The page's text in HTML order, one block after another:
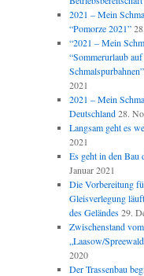
2021 – Mein
“Pomorze 2021”
“2021 – Mein
“Sommerurlaub
Schmalspurbahnen”
2021
2021 – Mein
Deutschland 28.
Langsam geht es
2021
Es geht in den Bau
Januar 2021
Die Vorbereitung
Gleisverlegung
des Geländes 29.
Zwischenstand
„Laasow/
2020
Der Trassenbau